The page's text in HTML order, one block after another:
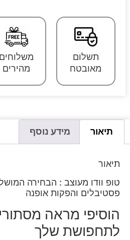
תשלום
מאובטח
משלוחים
מהירים
תיאור מידע נוסף
תיאור
טופ וודו מעוצב : הבחירה
פסטיבלים והפקות אופנה
הוסיפי מראה מסתורי
לתחפושת שלך